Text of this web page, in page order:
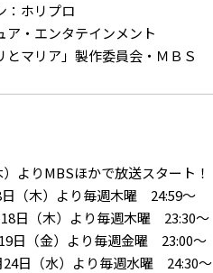
：ホリプロ
ア・エンタテインメント
とマリア」製作委員会・ＭＢＳ
よりMBSほかで放送スタート！
）より毎週木曜 24:59～
日（木）より毎週木曜 23:30～
（金）より毎週金曜 23:00～
水）より毎週水曜 24:30～